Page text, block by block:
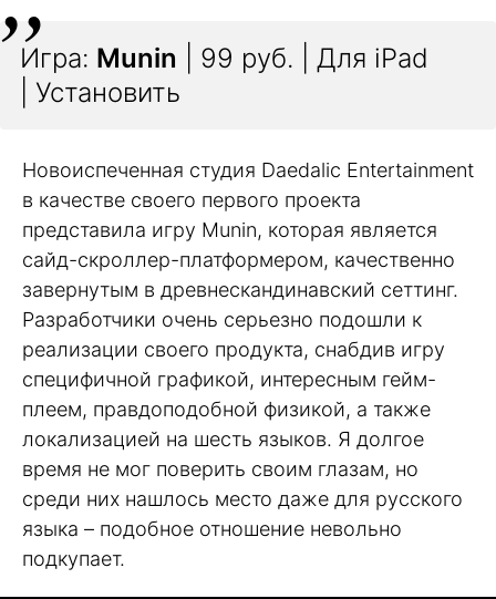
Игра: Munin | 99 руб. | Для iPad
| Установить
Новоиспеченная студия Daedalic Entertainment
в качестве своего первого проекта
представила игру Munin, которая является
сайд-скроллер-платформером, качественно
завернутым в древнескандинавский сеттинг.
Разработчики очень серьезно подошли к
реализации своего продукта, снабдив игру
специфичной графикой, интересным гейм-
плеем, правдоподобной физикой, а также
локализацией на шесть языков. Я долгое
время не мог поверить своим глазам, но
среди них нашлось место даже для русского
языка – подобное отношение невольно
подкупает.